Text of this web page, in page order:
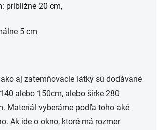
približne 20 cm,
5 cm
aj zatemňovacie látky sú dodávané
alebo 150cm, alebo šírke 280
Materiál vyberáme podľa toho aké
Ak ide o okno, ktoré má rozmer